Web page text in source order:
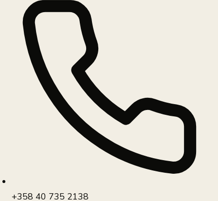
+358 40 735 2138